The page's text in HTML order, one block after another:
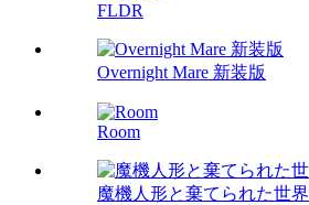
FLDR
Overnight Mare 新装版
Room
魔機人形と棄てられた世界